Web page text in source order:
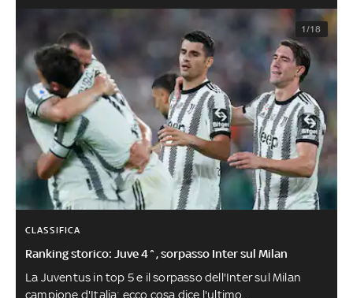
1/18
CLASSIFICA
Ranking storico: Juve 4^, sorpasso Inter sul Milan
La Juventus in top 5 e il sorpasso dell'Inter sul Milan
campione d'Italia: ecco cosa dice l'ultimo